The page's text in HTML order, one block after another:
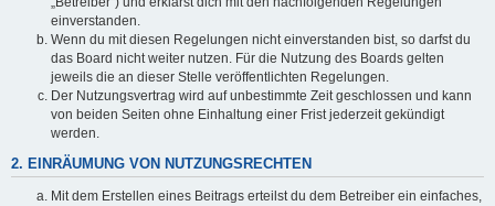
einverstanden.
Wenn du mit diesen Regelungen nicht einverstanden bist, so darfst du
das Board nicht weiter nutzen. Für die Nutzung des Boards gelten
jeweils die an dieser Stelle veröffentlichten Regelungen.
Der Nutzungsvertrag wird auf unbestimmte Zeit geschlossen und kann
von beiden Seiten ohne Einhaltung einer Frist jederzeit gekündigt
werden.
2. EINRÄUMUNG VON NUTZUNGSRECHTEN
Mit dem Erstellen eines Beitrags erteilst du dem Betreiber ein einfaches,